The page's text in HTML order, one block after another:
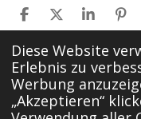
Diese Website
Erlebnis zu
Werbung
„Akzeptieren“
T
e
i
l
e
n
T
e
i
l
e
n
T
e
i
e
n
P
i
n
i
t
© 2025 - 2026
Mit Unterstützung von